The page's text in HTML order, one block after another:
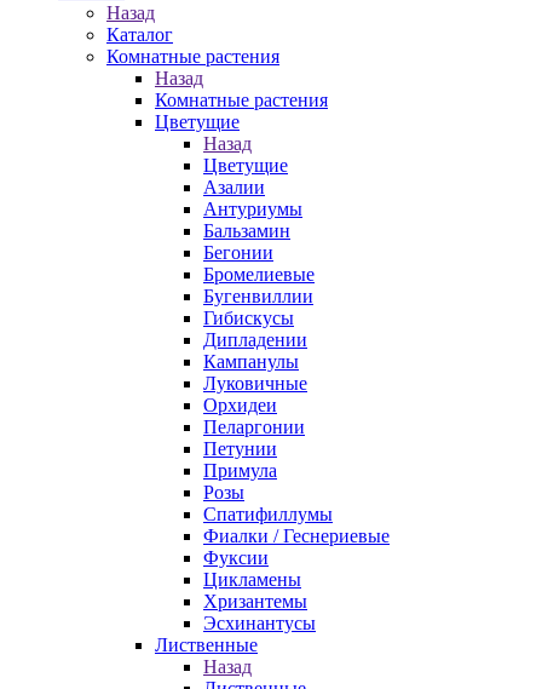
Назад
Каталог
Комнатные растения
Назад
Комнатные растения
Цветущие
Назад
Цветущие
Азалии
Антуриумы
Бальзамин
Бегонии
Бромелиевые
Бугенвиллии
Гибискусы
Дипладении
Кампанулы
Луковичные
Орхидеи
Пеларгонии
Петунии
Примула
Розы
Спатифиллумы
Фиалки / Геснериевые
Фуксии
Цикламены
Хризантемы
Эсхинантусы
Лиственные
Назад